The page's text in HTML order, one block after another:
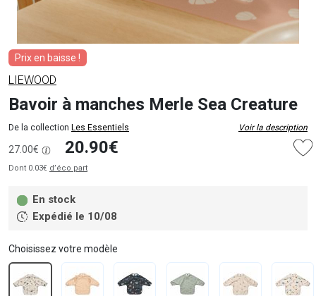
Prix en baisse !
LIEWOOD
Bavoir à manches Merle Sea Creature
De la collection Les Essentiels Voir la description
27.00€ 20.90€
Dont 0.03€ d’éco part
En stock
Expédié le 10/08
Choisissez votre modèle